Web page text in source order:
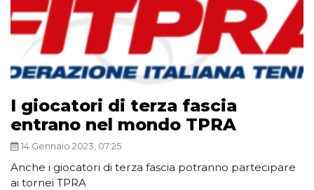
I giocatori di terza fascia
entrano nel mondo TPRA
14 Gennaio 2023, 07:25
Anche i giocatori di terza fascia potranno partecipare
ai tornei TPRA